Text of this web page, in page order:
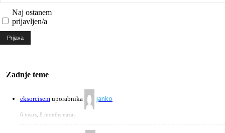
Naj ostanem
prijavljen/a
Prijava
Zadnje teme
eksorcisem uporabnika janko
6 years, 8 months nazaj